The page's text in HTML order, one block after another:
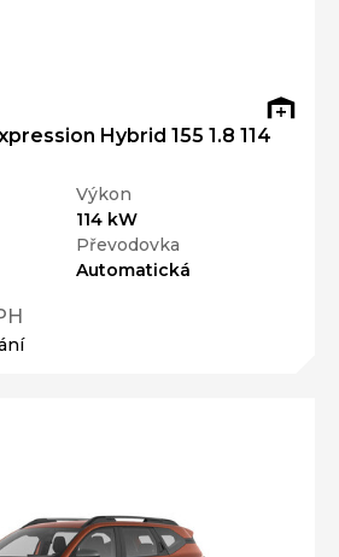
Hybrid 155 1.8 114
Výkon
114 kW
Převodovka
Automatická